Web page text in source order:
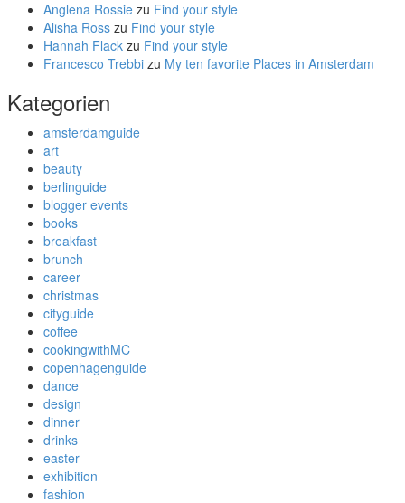
Anglena Rossie zu Find your style
Alisha Ross zu Find your style
Hannah Flack zu Find your style
Francesco Trebbi zu My ten favorite Places in Amsterdam
Kategorien
amsterdamguide
art
beauty
berlinguide
blogger events
books
breakfast
brunch
career
christmas
cityguide
coffee
cookingwithMC
copenhagenguide
dance
design
dinner
drinks
easter
exhibition
fashion